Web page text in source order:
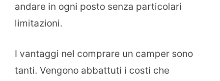
andare in ogni posto senza particolari
limitazioni.
I vantaggi nel comprare un camper sono
tanti. Vengono abbattuti i costi che